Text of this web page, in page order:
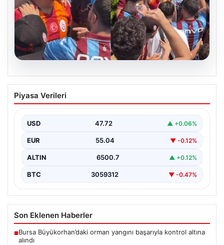
05.08.2026
Mohamed Salah’ı karşılamaya gelen
Galatasaraylı taraftarı pişman ettiler!
Piyasa Verileri
USD 47.72 ▲ +0.06%
EUR 55.04 ▼ -0.12%
ALTIN 6500.7 ▲ +0.12%
BTC 3059312 ▼ -0.47%
Son Eklenen Haberler
■Bursa Büyükorhan’daki orman yangını başarıyla kontrol altına
alındı